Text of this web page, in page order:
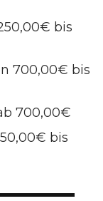
bis
700,00€ bis
700,00€
bis